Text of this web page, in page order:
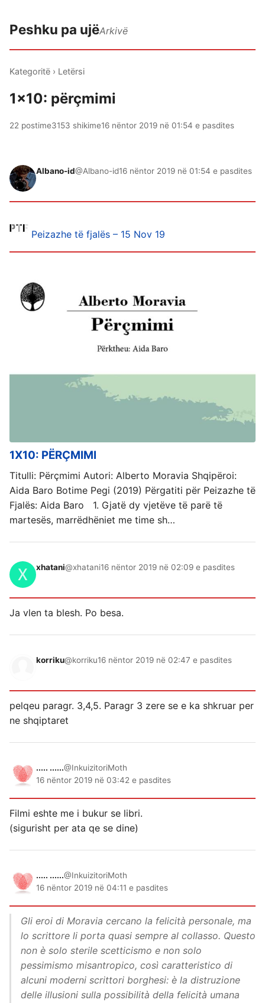
Peshku pa ujëArkivë
Kategoritë › Letërsi
1x10: përçmimi
22 postime3153 shikime16 nëntor 2019 në 01:54 e pasdites
Albano-id@Albano-id16 nëntor 2019 në 01:54 e pasdites
Peizazhe të fjalës – 15 Nov 19
1X10: PËRÇMIMI
Titulli: Përçmimi Autori: Alberto Moravia Shqipëroi:
Aida Baro Botime Pegi (2019) Përgatiti për Peizazhe të
Fjalës: Aida Baro 1. Gjatë dy vjetëve të parë të
martesës, marrëdhëniet me time sh…
xhatani@xhatani16 nëntor 2019 në 02:09 e pasdites
Ja vlen ta blesh. Po besa.
korriku@korriku16 nëntor 2019 në 02:47 e pasdites
pelqeu paragr. 3,4,5. Paragr 3 zere se e ka shkruar per
ne shqiptaret
..... ......@InkuizitoriMoth
16 nëntor 2019 në 03:42 e pasdites
Filmi eshte me i bukur se libri.
(sigurisht per ata qe se dine)
..... ......@InkuizitoriMoth
16 nëntor 2019 në 04:11 e pasdites
Gli eroi di Moravia cercano la felicità personale, ma
lo scrittore li porta quasi sempre al collasso. Questo
non è solo sterile scetticismo e non solo
pessimismo misantropico, così caratteristico di
alcuni moderni scrittori borghesi: è la distruzione
delle illusioni sulla possibilità della felicità umana